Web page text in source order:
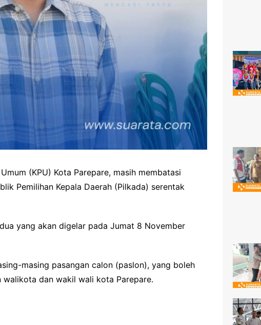
(KPU) Kota Parepare, masih membatasi
Pemilihan Kepala Daerah (Pilkada) serentak
yang akan digelar pada Jumat 8 November
masing pasangan calon (paslon), yang boleh
dan wakil wali kota Parepare.